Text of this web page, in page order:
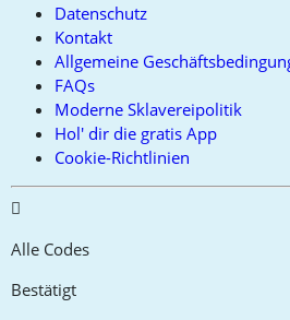
Datenschutz
Kontakt
Allgemeine
FAQs
Moderne Sklavereipolitik
Hol' dir die gratis App
Cookie-Richtlinien
Alle Codes
Bestätigt